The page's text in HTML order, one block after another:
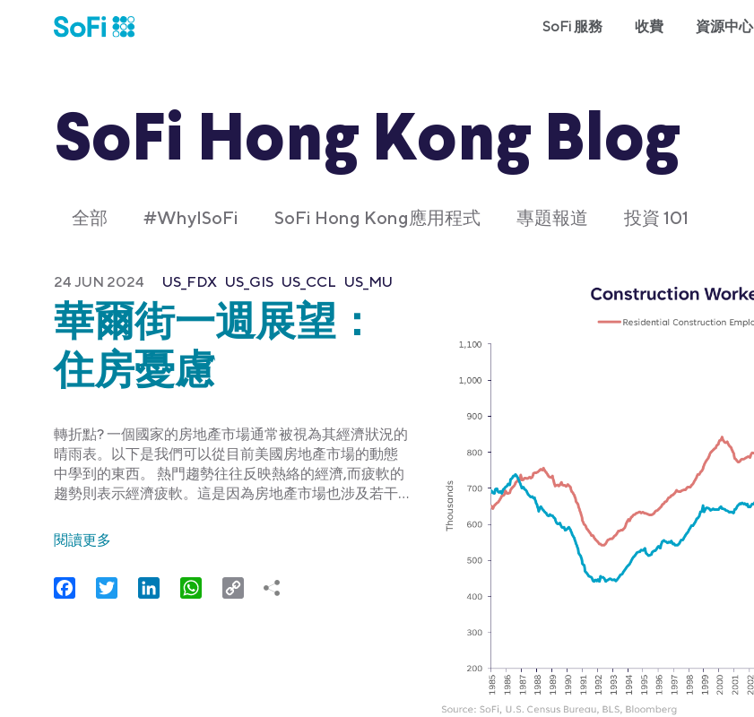
SoFi 服務 收費 資源中心
SoFi Hong Kong Blog
全部 #WhyISoFi SoFi Hong Kong應用程式 專題報道 投資 101
24 JUN 2024 US_FDX US_GIS US_CCL US_MU
華爾街一週展望：
住房憂慮
轉折點? 一個國家的房地產市場通常被視為其經濟狀況的
晴雨表。以下是我們可以從目前美國房地產市場的動態
中學到的東西。 熱門趨勢往往反映熱絡的經濟,而疲軟的
趨勢則表示經濟疲軟。這是因為房地產市場也涉及若干…
閱讀更多
FacebookTwitter LinkedIn WhatsApp
Copy